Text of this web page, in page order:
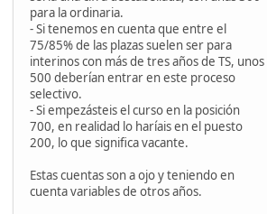
para la ordinaria.
- Si tenemos en cuenta que entre el
75/85% de las plazas suelen ser para
interinos con más de tres años de TS, unos
500 deberían entrar en este proceso
selectivo.
- Si empezásteis el curso en la posición
700, en realidad lo haríais en el puesto
200, lo que significa vacante.
Estas cuentas son a ojo y teniendo en
cuenta variables de otros años.